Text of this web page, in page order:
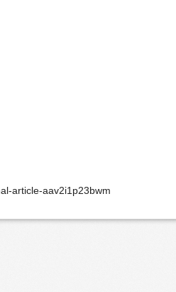
article-aav2i1p23bwm